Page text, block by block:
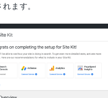
ます。